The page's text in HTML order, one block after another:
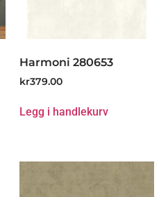
Harmoni 280653
kr379.00
Legg i handlekurv